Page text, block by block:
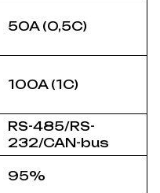
50A (0,5C)
100A (1C)
RS-485/RS-
232/CAN-bus
95%